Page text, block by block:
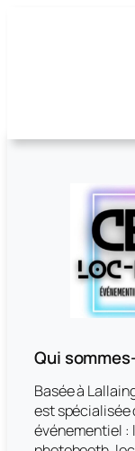
Qui
Basée à
est spécialisée
événementiel :